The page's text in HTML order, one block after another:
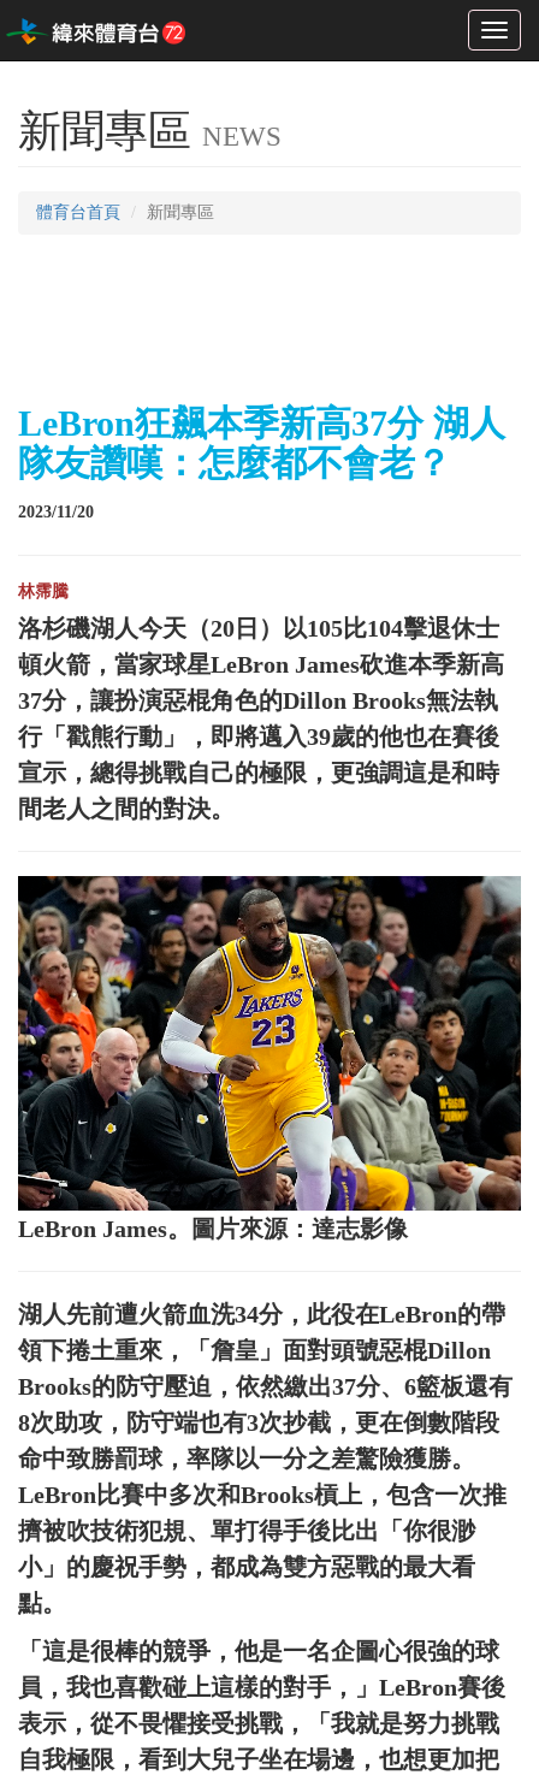
Toggle
新聞專區 NEWS
體育台首頁 新聞專區
LeBron狂飆本季新高37分 湖人
隊友讚嘆：怎麼都不會老？
2023/11/20
林霈騰
洛杉磯湖人今天（20日）以105比104擊退休士
頓火箭，當家球星LeBron James砍進本季新高
37分，讓扮演惡棍角色的Dillon Brooks無法執
行「戳熊行動」，即將邁入39歲的他也在賽後
宣示，總得挑戰自己的極限，更強調這是和時
間老人之間的對決。
LeBron James。圖片來源：達志影像
湖人先前遭火箭血洗34分，此役在LeBron的帶
領下捲土重來，「詹皇」面對頭號惡棍Dillon
Brooks的防守壓迫，依然繳出37分、6籃板還有
8次助攻，防守端也有3次抄截，更在倒數階段
命中致勝罰球，率隊以一分之差驚險獲勝。
LeBron比賽中多次和Brooks槓上，包含一次推
擠被吹技術犯規、單打得手後比出「你很渺
小」的慶祝手勢，都成為雙方惡戰的最大看
點。
「這是很棒的競爭，他是一名企圖心很強的球
員，我也喜歡碰上這樣的對手，」LeBron賽後
表示，從不畏懼接受挑戰，「我就是努力挑戰
自我極限，看到大兒子坐在場邊，也想更加把